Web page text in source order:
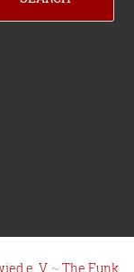
e. V. ~ The Funk